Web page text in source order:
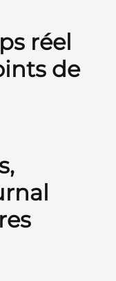
réel
de